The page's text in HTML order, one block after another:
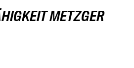
METZGER